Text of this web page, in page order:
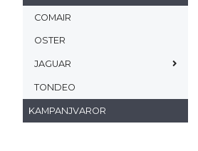
COMAIR
OSTER
JAGUAR
TONDEO
KAMPANJVAROR